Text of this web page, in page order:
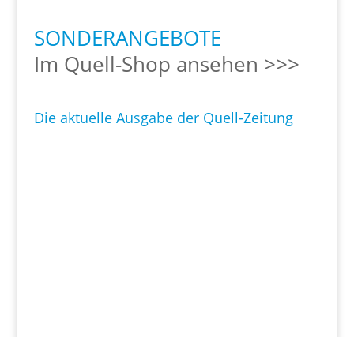
SONDERANGEBOTE
Im Quell-Shop ansehen >>>
Die aktuelle Ausgabe der Quell-Zeitung